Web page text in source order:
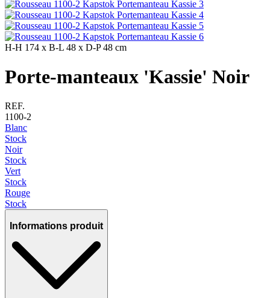
H-H 174 x B-L 48 x D-P48 cm
Porte-manteaux 'Kassie' Noir
REF.
1100-2
Blanc
Stock
Noir
Stock
Vert
Stock
Rouge
Stock
Informations produit